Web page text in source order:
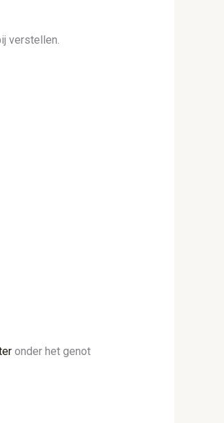
verstellen.
onder het genot